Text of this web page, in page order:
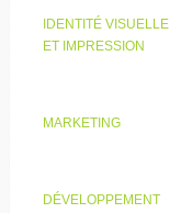
IDENTITÉ VISUELLE
ET IMPRESSION
MARKETING
DÉVELOPPEMENT